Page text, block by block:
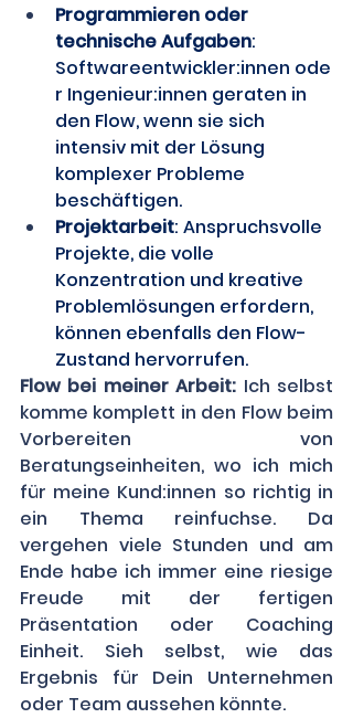
Programmieren oder
technische Aufgaben:
Softwareentwickler:innen ode
r Ingenieur:innen geraten in
den Flow, wenn sie sich
intensiv mit der Lösung
komplexer Probleme
beschäftigen.
Projektarbeit: Anspruchsvolle
Projekte, die volle
Konzentration und kreative
Problemlösungen erfordern,
können ebenfalls den Flow-
Zustand hervorrufen.
Flow bei meiner Arbeit: Ich selbst
komme komplett in den Flow beim
Vorbereiten von
Beratungseinheiten, wo ich mich
für meine Kund:innen so richtig in
ein Thema reinfuchse. Da
vergehen viele Stunden und am
Ende habe ich immer eine riesige
Freude mit der fertigen
Präsentation oder Coaching
Einheit. Sieh selbst, wie das
Ergebnis für Dein Unternehmen
oder Team aussehen könnte.